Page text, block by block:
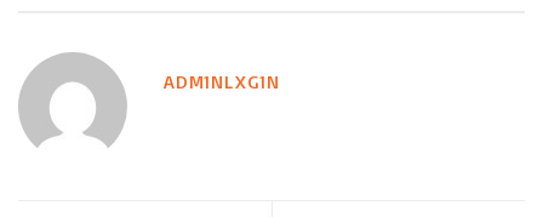
ADM1NLXG1N